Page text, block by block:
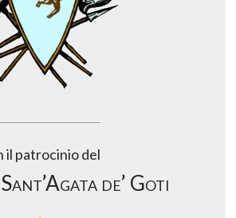
il patrocinio del
de’ Goti